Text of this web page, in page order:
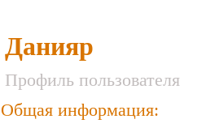
Данияр
Профиль пользователя
Общая информация: